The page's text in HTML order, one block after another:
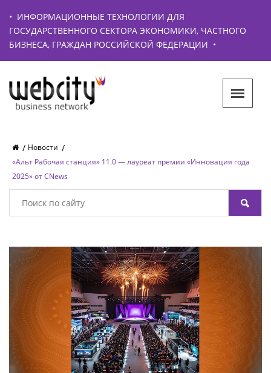
• ИНФОРМАЦИОННЫЕ ТЕХНОЛОГИИ ДЛЯ
ГОСУДАРСТВЕННОГО СЕКТОРА ЭКОНОМИКИ, ЧАСТНОГО
БИЗНЕСА, ГРАЖДАН РОССИЙСКОЙ ФЕДЕРАЦИИ •
Новости
«Альт Рабочая станция» 11.0 — лауреат премии «Инновация года
2025» от CNews